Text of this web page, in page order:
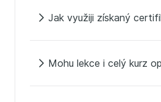
Jak využiji získaný
Mohu lekce i celý kurz